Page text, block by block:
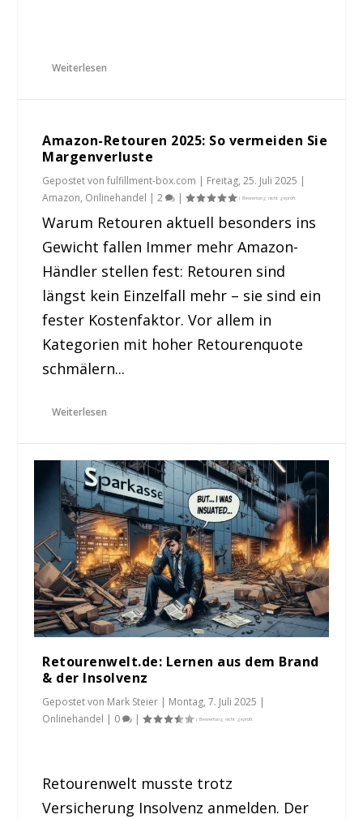
Weiterlesen
Amazon-Retouren 2025: So vermeiden Sie
Margenverluste
Gepostet vonfulfillment-box.com | Freitag, 25. Juli 2025 |
Amazon, Onlinehandel |2 |
Warum Retouren aktuell besonders ins
Gewicht fallen Immer mehr Amazon-
Händler stellen fest: Retouren sind
längst kein Einzelfall mehr – sie sind ein
fester Kostenfaktor. Vor allem in
Kategorien mit hoher Retourenquote
schmälern...
Weiterlesen
Retourenwelt.de: Lernen aus dem Brand
& der Insolvenz
Gepostet von Mark Steier | Montag, 7. Juli 2025 |
Onlinehandel | 0 |
Retourenwelt musste trotz
Versicherung Insolvenz anmelden. Der